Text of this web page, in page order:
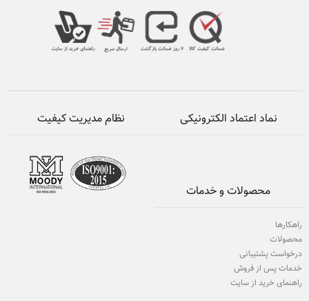
نظام مدیریت کیفیت نماد اعتماد الکترونیکی
محصولات و خدمات
راهکارها
محصولات
درخواست پشتیبانی
خدمات پس از فروش
راهنمای خرید از سایت